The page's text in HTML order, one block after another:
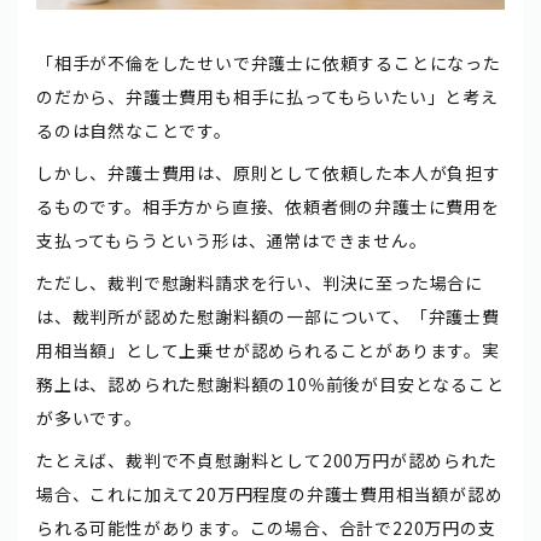
「相手が不倫をしたせいで弁護士に依頼することになった
のだから、弁護士費用も相手に払ってもらいたい」と考え
るのは自然なことです。
しかし、弁護士費用は、原則として依頼した本人が負担す
るものです。相手方から直接、依頼者側の弁護士に費用を
支払ってもらうという形は、通常はできません。
ただし、裁判で慰謝料請求を行い、判決に至った場合に
は、裁判所が認めた慰謝料額の一部について、「弁護士費
用相当額」として上乗せが認められることがあります。実
務上は、認められた慰謝料額の10％前後が目安となること
が多いです。
たとえば、裁判で不貞慰謝料として200万円が認められた
場合、これに加えて20万円程度の弁護士費用相当額が認め
られる可能性があります。この場合、合計で220万円の支